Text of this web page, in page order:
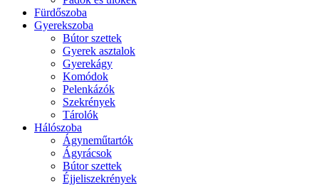
Fürdőszoba
Gyerekszoba
Bútor szettek
Gyerek asztalok
Gyerekágy
Komódok
Pelenkázók
Szekrények
Tárolók
Hálószoba
Ágyneműtartók
Ágyrácsok
Bútor szettek
Éjjeliszekrények